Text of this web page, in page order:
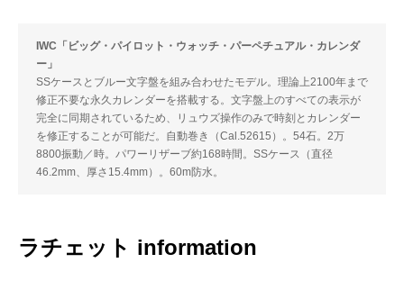
IWC「ビッグ・パイロット・ウォッチ・パーペチュアル・カレンダ
ー」
SSケースとブルー文字盤を組み合わせたモデル。理論上2100年まで
修正不要な永久カレンダーを搭載する。文字盤上のすべての表示が
完全に同期されているため、リュウズ操作のみで時刻とカレンダー
を修正することが可能だ。自動巻き（Cal.52615）。54石。2万
8800振動／時。パワーリザーブ約168時間。SSケース（直径
46.2mm、厚さ15.4mm）。60m防水。
ラチェット information